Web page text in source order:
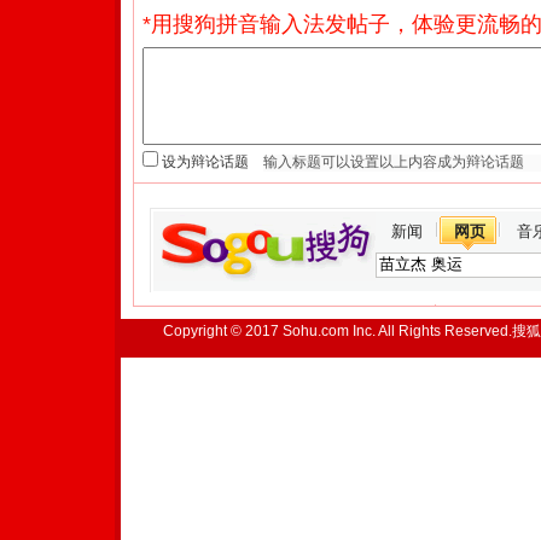
*用搜狗拼音输入法发帖子，体验更流畅
设为辩论话题
新闻 网页 音
Copyright © 2017 Sohu.com Inc. All Rights Reserved.搜